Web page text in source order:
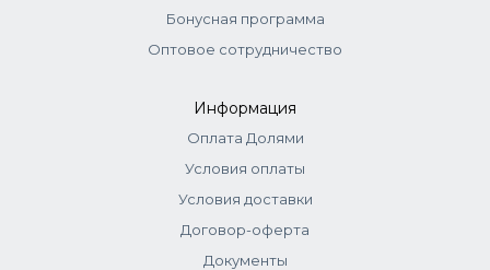
Подготовка к окрашиванию: не используйте
шампунь перед применением. Нанести смесь на
Нанесение красителя
: смешайте в
неметаллической емкости краситель Estel De Luxe
с активирующим лосьоном.
времени воздействия тщательно промойте
волосы большим количеством воды пока вода не
Бонусная программа
Оптовое сотрудничество
Информация
Оплата Долями
Условия оплаты
Условия доставки
Договор-оферта
Документы